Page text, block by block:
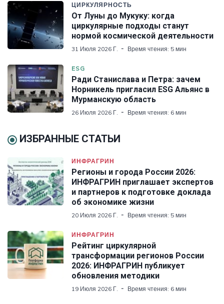
ЦИРКУЛЯРНОСТЬ
От Луны до Мукуку: когда
циркулярные подходы станут
нормой космической деятельности
31 Июля 2026 Г. Время чтения: 5 мин
ESG
Ради Станислава и Петра: зачем
Норникель пригласил ESG Альянс в
Мурманскую область
26 Июля 2026 Г. Время чтения: 6 мин
ИЗБРАННЫЕ СТАТЬИ
ИНФРАГРИН
Регионы и города России 2026:
ИНФРАГРИН приглашает экспертов
и партнеров к подготовке доклада
об экономике жизни
20 Июля 2026 Г. Время чтения: 5 мин
ИНФРАГРИН
Рейтинг циркулярной
трансформации регионов России
2026: ИНФРАГРИН публикует
обновления методики
19 Июля 2026 Г. Время чтения: 6 мин